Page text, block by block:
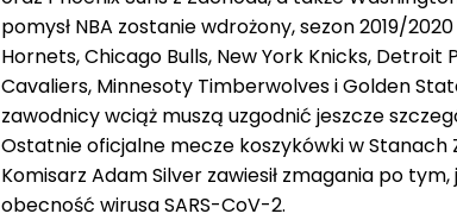
pomysł NBA zostanie wdrożony, sezon 2019/
Hornets, Chicago Bulls, New York Knicks,
Cavaliers, Minnesoty Timberwolves i Golden
zawodnicy wciąż muszą uzgodnić jeszcze
Ostatnie oficjalne mecze koszykówki w Stanach
Komisarz Adam Silver zawiesił zmagania po
obecność wirusa SARS-CoV-2.